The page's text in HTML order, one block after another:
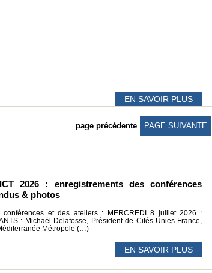
EN SAVOIR PLUS
page précédente PAGE SUIVANTE
2026 : enregistrements des conférences
& photos
conférences et des ateliers : MERCREDI 8 juillet 2026 :
: Michaël Delafosse, Président de Cités Unies France,
Métropole (…)
EN SAVOIR PLUS